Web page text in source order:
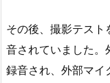
その後、撮影テス
音されていました。
録音され、外部マイ